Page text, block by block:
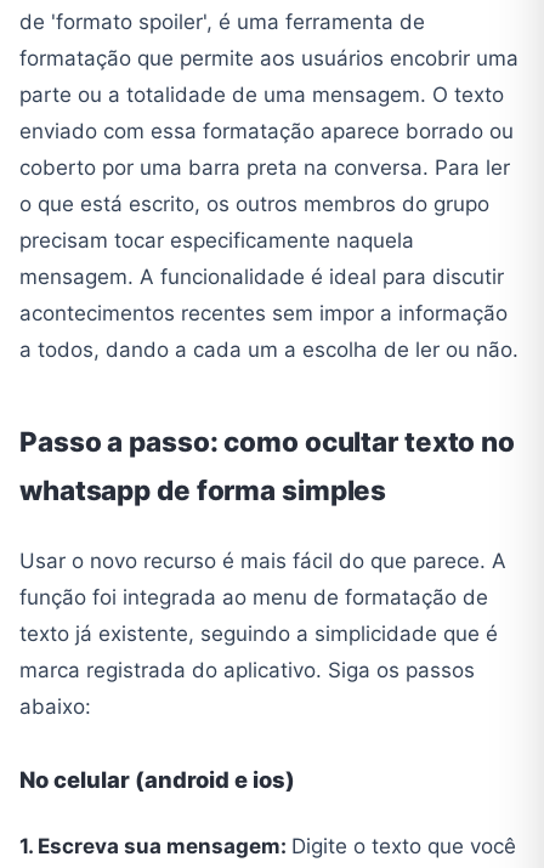
de 'formato spoiler', é uma ferramenta de
formatação que permite aos usuários encobrir uma
parte ou a totalidade de uma mensagem. O texto
enviado com essa formatação aparece borrado ou
coberto por uma barra preta na conversa. Para ler
o que está escrito, os outros membros do grupo
precisam tocar especificamente naquela
mensagem. A funcionalidade é ideal para discutir
acontecimentos recentes sem impor a informação
a todos, dando a cada um a escolha de ler ou não.
Passo a passo: como ocultar texto no
whatsapp de forma simples
Usar o novo recurso é mais fácil do que parece. A
função foi integrada ao menu de formatação de
texto já existente, seguindo a simplicidade que é
marca registrada do aplicativo. Siga os passos
abaixo:
No celular (android e ios)
1. Escreva sua mensagem: Digite o texto que você